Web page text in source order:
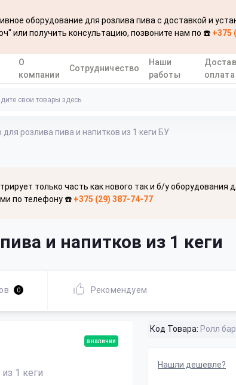
оборудование для розлива пива с доставкой и
или получить консультацию, позвоните нам по ☎️ +375
О
компании
Сотрудничество
Наши
работы
оплата
для розлива пива и напитков из 1 кеги БУ
только часть как нового так и б/у
по телефону ☎️ +375 (29) 387-74-77
и напитков из 1 кеги
0 Рекомендуем
в наличии
Код Товара: Ролл
Нашли дешевле?